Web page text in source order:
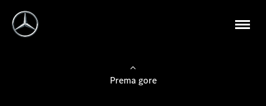
Prema gore